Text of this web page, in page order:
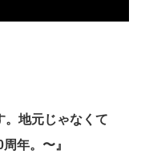
。地元じゃなくて
年。〜』